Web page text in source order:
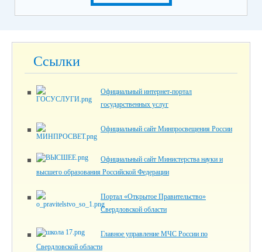
Ссылки
Официальный интернет-портал
государственных услуг
Официальный сайт Минпросвещения России
Официальный сайт Министерства науки и
высшего образования Российской Федерации
Портал «Открытое Правительство»
Свердловской области
Главное управление МЧС России по
Свердловской области